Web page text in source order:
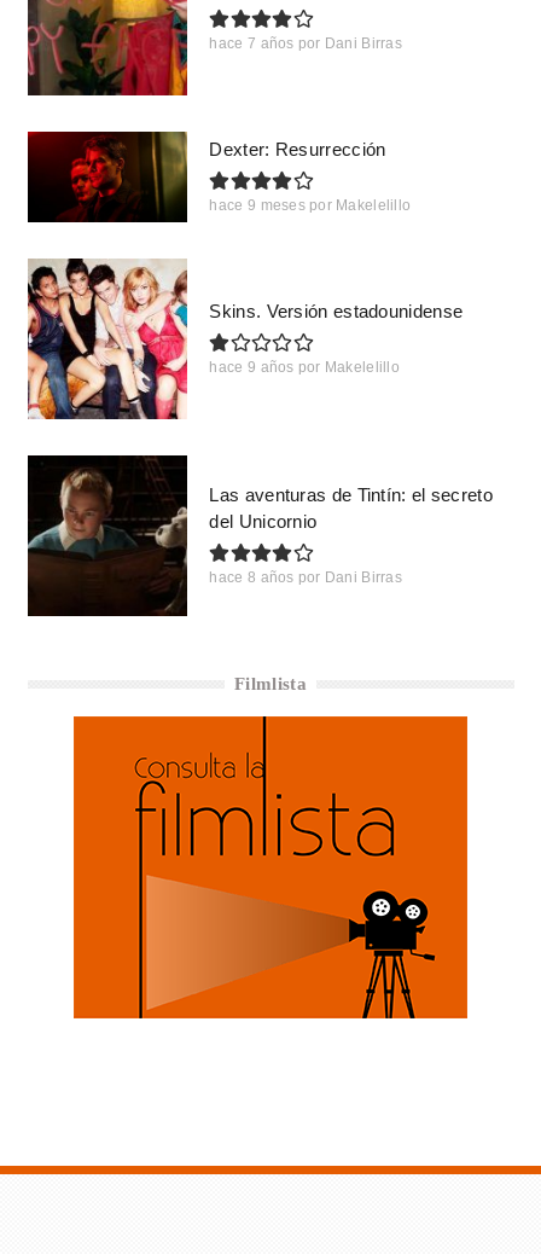
hace 7 años por Dani Birras
Dexter: Resurrección
hace 9 meses por Makelelillo
Skins. Versión estadounidense
hace 9 años por Makelelillo
Las aventuras de Tintín: el secreto
del Unicornio
hace 8 años por Dani Birras
Filmlista